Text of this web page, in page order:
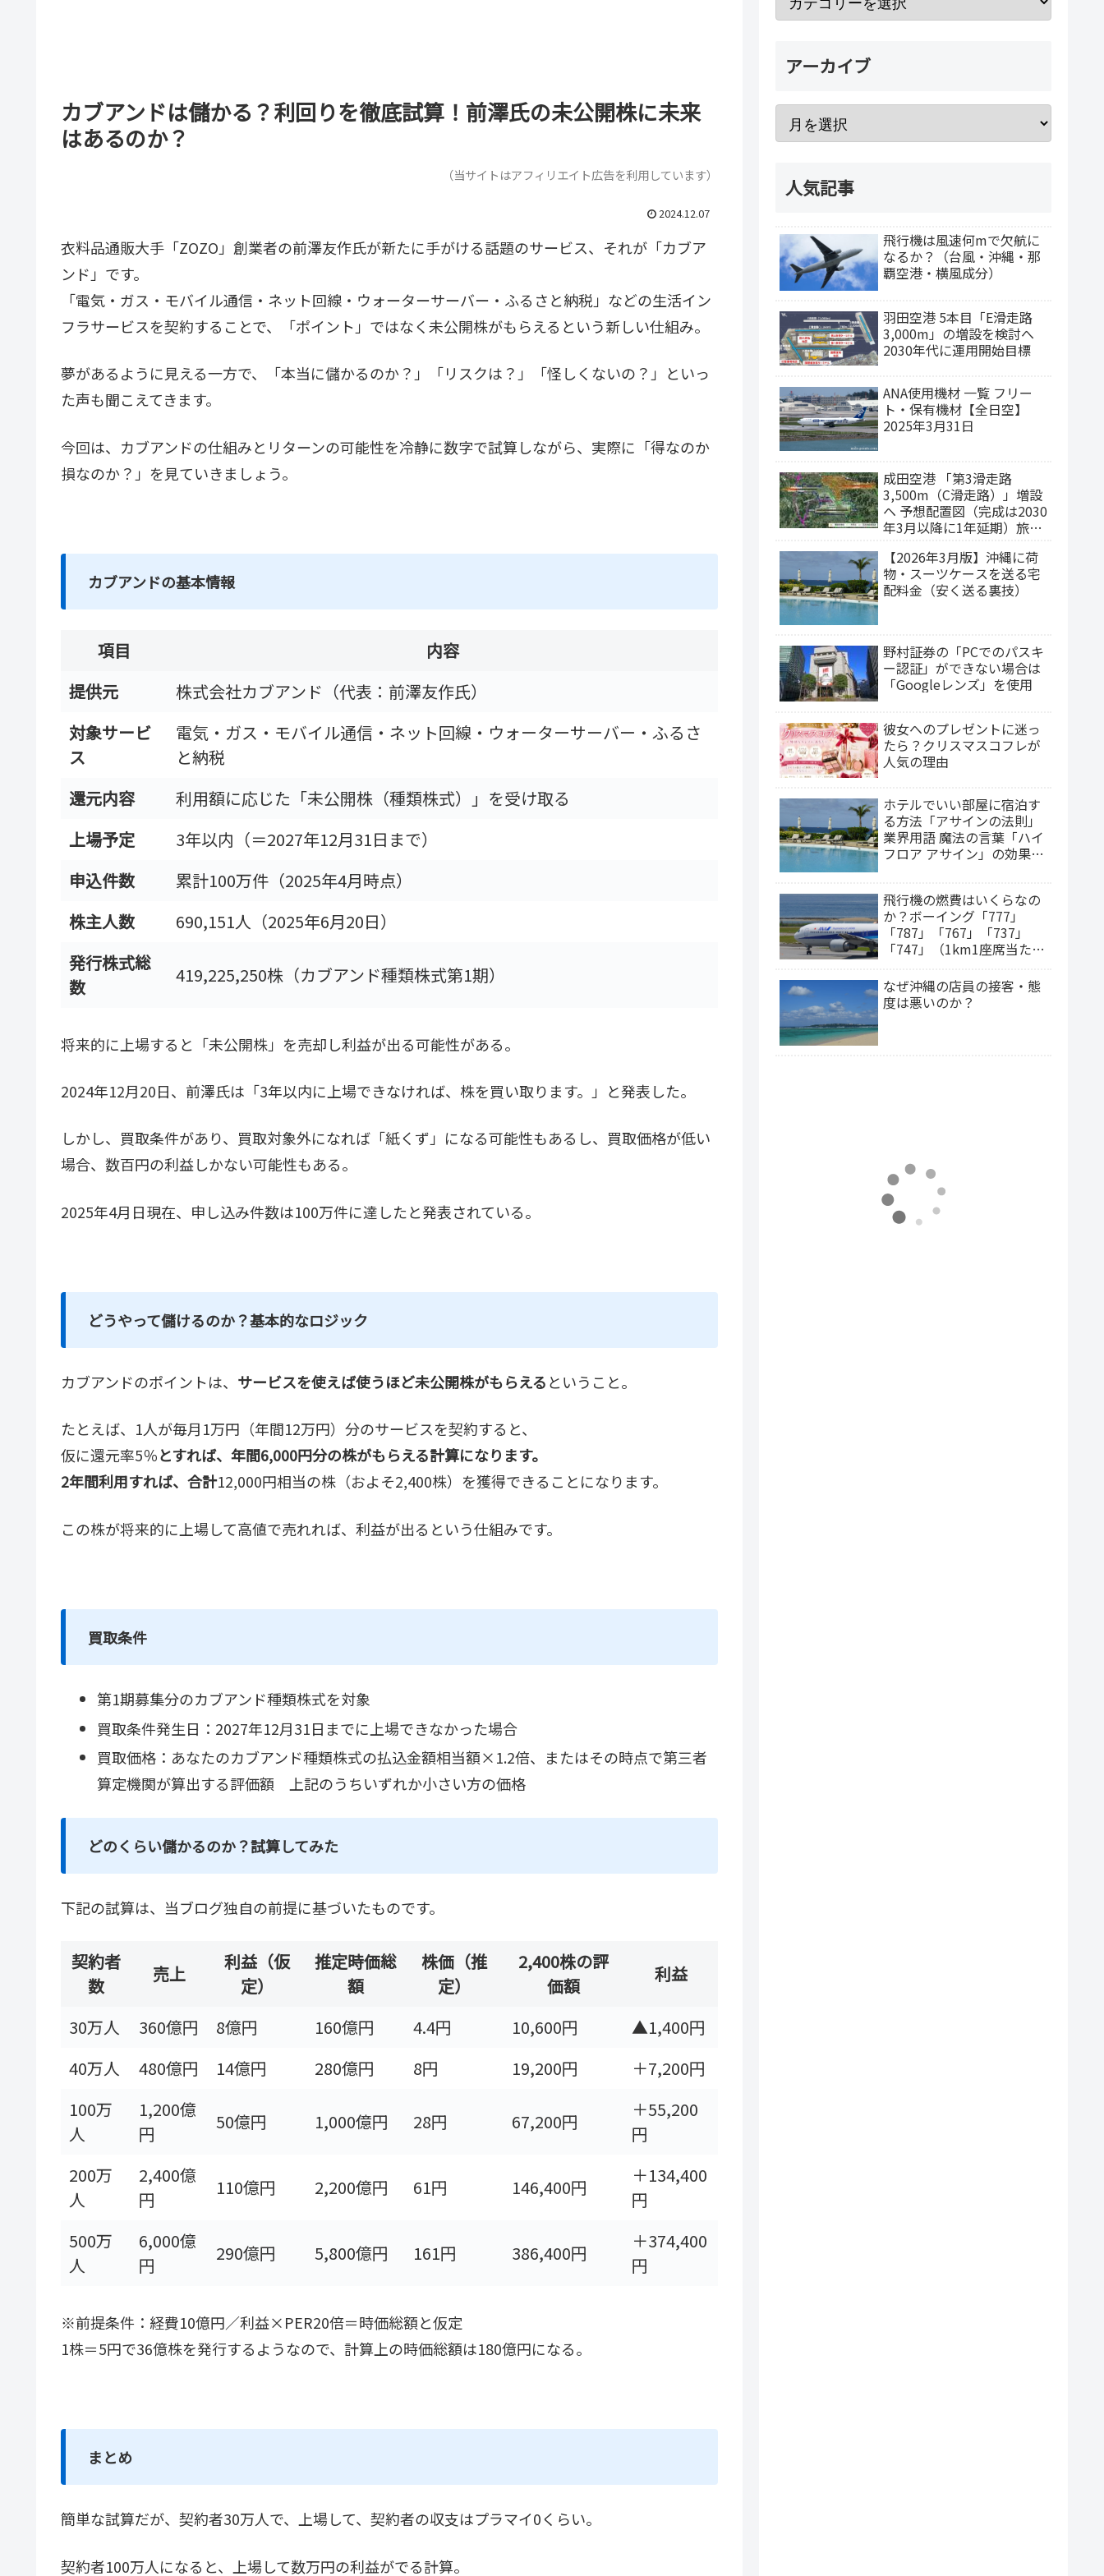
カブアンドは儲かる？利回りを徹底試算！前澤氏の未公開株に未来
はあるのか？
（当サイトはアフィリエイト広告を利用しています）
2024.12.07
衣料品通販大手「ZOZO」創業者の前澤友作氏が新たに手がける話題のサービス、それが「カブア
ンド」です。
「電気・ガス・モバイル通信・ネット回線・ウォーターサーバー・ふるさと納税」などの生活イン
フラサービスを契約することで、「ポイント」ではなく未公開株がもらえるという新しい仕組み。
夢があるように見える一方で、「本当に儲かるのか？」「リスクは？」「怪しくないの？」といっ
た声も聞こえてきます。
今回は、カブアンドの仕組みとリターンの可能性を冷静に数字で試算しながら、実際に「得なのか
損なのか？」を見ていきましょう。
カブアンドの基本情報
項目
内容
提供元
株式会社カブアンド（代表：前澤友作氏）
対象サービ
ス
電気・ガス・モバイル通信・ネット回線・ウォーターサーバー・ふるさ
と納税
還元内容
利用額に応じた「未公開株（種類株式）」を受け取る
上場予定
3年以内（＝2027年12月31日まで）
申込件数
累計100万件（2025年4月時点）
株主人数
690,151人（2025年6月20日）
発行株式総
数
419,225,250株（カブアンド種類株式第1期）
将来的に上場すると「未公開株」を売却し利益が出る可能性がある。
2024年12月20日、前澤氏は「3年以内に上場できなければ、株を買い取ります。」と発表した。
しかし、買取条件があり、買取対象外になれば「紙くず」になる可能性もあるし、買取価格が低い
場合、数百円の利益しかない可能性もある。
2025年4月日現在、申し込み件数は100万件に達したと発表されている。
どうやって儲けるのか？基本的なロジック
カブアンドのポイントは、 サービスを使えば使うほど未公開株がもらえるということ。
たとえば、1人が毎月1万円（年間12万円）分のサービスを契約すると、
仮に還元率5％とすれば、年間6,000円分の株がもらえる計算になります。
2年間利用すれば、合計12,000円相当の株（およそ2,400株）を獲得できることになります。
この株が将来的に上場して高値で売れれば、利益が出るという仕組みです。
買取条件
第1期募集分のカブアンド種類株式を対象
買取条件発生日：2027年12月31日までに上場できなかった場合
買取価格：あなたのカブアンド種類株式の払込金額相当額×1.2倍、またはその時点で第三者
算定機関が算出する評価額 上記のうちいずれか小さい方の価格
どのくらい儲かるのか？試算してみた
下記の試算は、当ブログ独自の前提に基づいたものです。
契約者
数
売上
利益（仮
定）
推定時価総
額
株価（推
定）
2,400株の評
価額
利益
30万人 360億円 8億円 160億円 4.4円 10,600円
▲1,400円
40万人
480億円 14億円 280億円 8円 19,200円
＋7,200円
100万
人
1,200億
円
50億円 1,000億円 28円 67,200円
＋55,200
円
200万
人
2,400億
円
110億円 2,200億円 61円 146,400円
＋134,400
円
500万
人
6,000億
円
290億円 5,800億円 161円 386,400円
＋374,400
円
※前提条件：経費10億円／利益×PER20倍＝時価総額と仮定
1株＝5円で36億株を発行するようなので、計算上の時価総額は180億円になる。
まとめ
簡単な試算だが、契約者30万人で、上場して、契約者の収支はプラマイ0くらい。
契約者100万人になると、上場して数万円の利益がでる計算。
アーカイブ
人気記事
飛行機は風速何mで欠航に
なるか？（台風・沖縄・那
覇空港・横風成分）
羽田空港 5本目「E滑走路
3,000m」の増設を検討へ
2030年代に運用開始目標
ANA使用機材 一覧 フリー
ト・保有機材【全日空】
2025年3月31日
成田空港 「第3滑走路
3,500m（C滑走路）」増設
ヘ 予想配置図（完成は2030
年3月以降に1年延期）旅客
【2026年3月版】沖縄に荷
物・スーツケースを送る宅
配料金（安く送る裏技）
野村証券の「PCでのパスキ
ー認証」ができない場合は
「Googleレンズ」を使用
彼女へのプレゼントに迷っ
たら？クリスマスコフレが
人気の理由
ホテルでいい部屋に宿泊す
る方法「アサインの法則」
業界用語 魔法の言葉「ハイ
フロア アサイン」の効果
飛行機の燃費はいくらなの
か？ボーイング「777」
「787」「767」「737」
「747」（1km1座席当たり
なぜ沖縄の店員の接客・態
度は悪いのか？